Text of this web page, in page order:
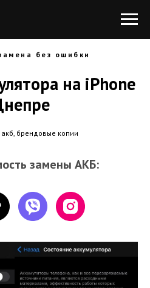
без ошибки
на iPhone
брендовые копии
замены АКБ: